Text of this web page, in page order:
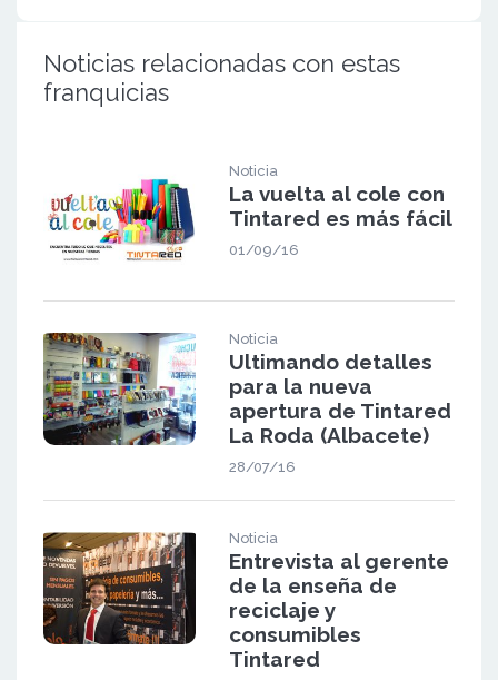
Noticias relacionadas con estas
franquicias
Noticia
La vuelta al cole con
Tintared es más fácil
01/09/16
Noticia
Ultimando detalles
para la nueva
apertura de Tintared
La Roda (Albacete)
28/07/16
Noticia
Entrevista al gerente
de la enseña de
reciclaje y
consumibles
Tintared